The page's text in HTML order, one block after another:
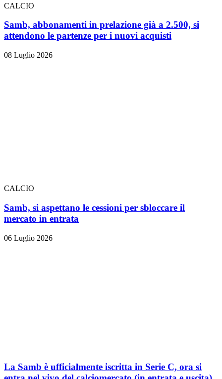
CALCIO
Samb, abbonamenti in prelazione già a 2.500, si
attendono le partenze per i nuovi acquisti
08 Luglio 2026
CALCIO
Samb, si aspettano le cessioni per sbloccare il
mercato in entrata
06 Luglio 2026
La Samb è ufficialmente iscritta in Serie C, ora si